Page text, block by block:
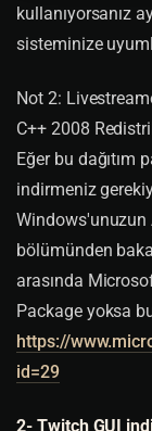
kullanıyorsanız
sisteminize
Not 2:
C++ 2008
Eğer bu dağıtım
indirmeniz
Windows'unuzun
bölümünden
arasında
Package yoksa
https://
id=29
2- Twitch GUI